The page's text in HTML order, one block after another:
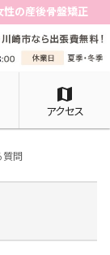
性の産後骨盤矯正
map
アクセス
質問